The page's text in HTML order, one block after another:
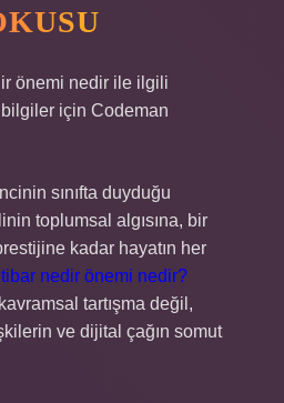
önemi nedir ile ilgili
bilgiler için Codeman
sınıfta duyduğu
toplumsal algısına, bir
kadar hayatın her
Itibar nedir önemi nedir?
tartışma değil,
ve dijital çağın somut